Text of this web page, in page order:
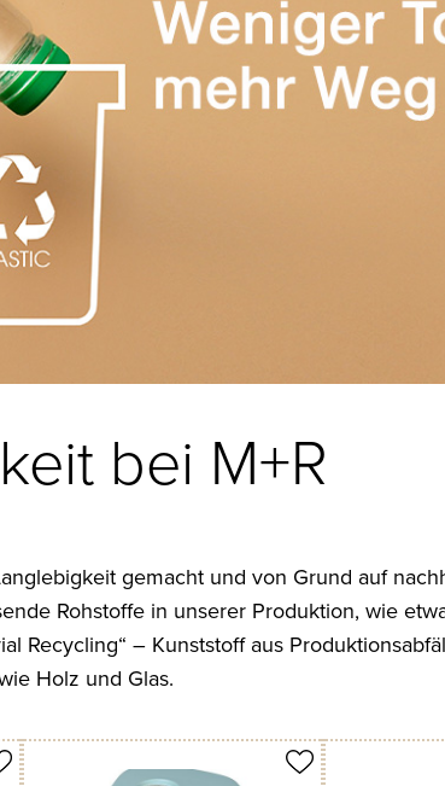
bei M+R
gemacht und von Grund auf
Rohstoffe in unserer Produktion, wie
Recycling“ – Kunststoff aus
Holz und Glas.
Produkt merken